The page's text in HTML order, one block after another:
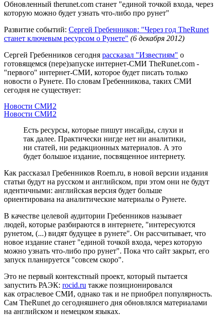
Обновленный therunet.com станет "единой точкой входа, через
которую можно будет узнать что-либо про рунет"
Развитие событий: Сергей Гребенников: "Через год TheRunet
станет ключевым ресурсом о Рунете" (6 декабря 2012)
Сергей Гребенников сегодня рассказал "Известиям" о
готовящемся (пере)запуске интернет-СМИ TheRunet.com -
"первого" интернет-СМИ, которое будет писать только
новости о Рунете. По словам Гребенникова, таких СМИ
сегодня не существует:
Новости СМИ2
Новости СМИ2
Есть ресурсы, которые пишут инсайды, слухи и
так далее. Практически нигде нет ни аналитики,
ни статей, ни редакционных материалов. А это
будет большое издание, посвященное интернету.
Как рассказал Гребенников Roem.ru, в новой версии издания
статьи будут на русском и английском, при этом они не будут
идентичными: английская версия будет больше
ориентирована на аналитические материалы о Рунете.
В качестве целевой аудитории Гребенников называет
людей, которые разбираются в интернете, "интересуются
рунетом, (...) видят будущее в рунете". Он рассчитывает, что
новое издание станет "единой точкой входа, через которую
можно узнать что-либо про рунет". Пока что сайт закрыт, его
запуск планируется "совсем скоро".
Это не первый контекстный проект, который пытается
запустить РАЭК: rocid.ru также позиционировался
как отраслевое СМИ, однако так и не приобрел популярность.
Сам TheRunet до сегодняшнего дня обновлялся материалами
на английском и немецком языках.